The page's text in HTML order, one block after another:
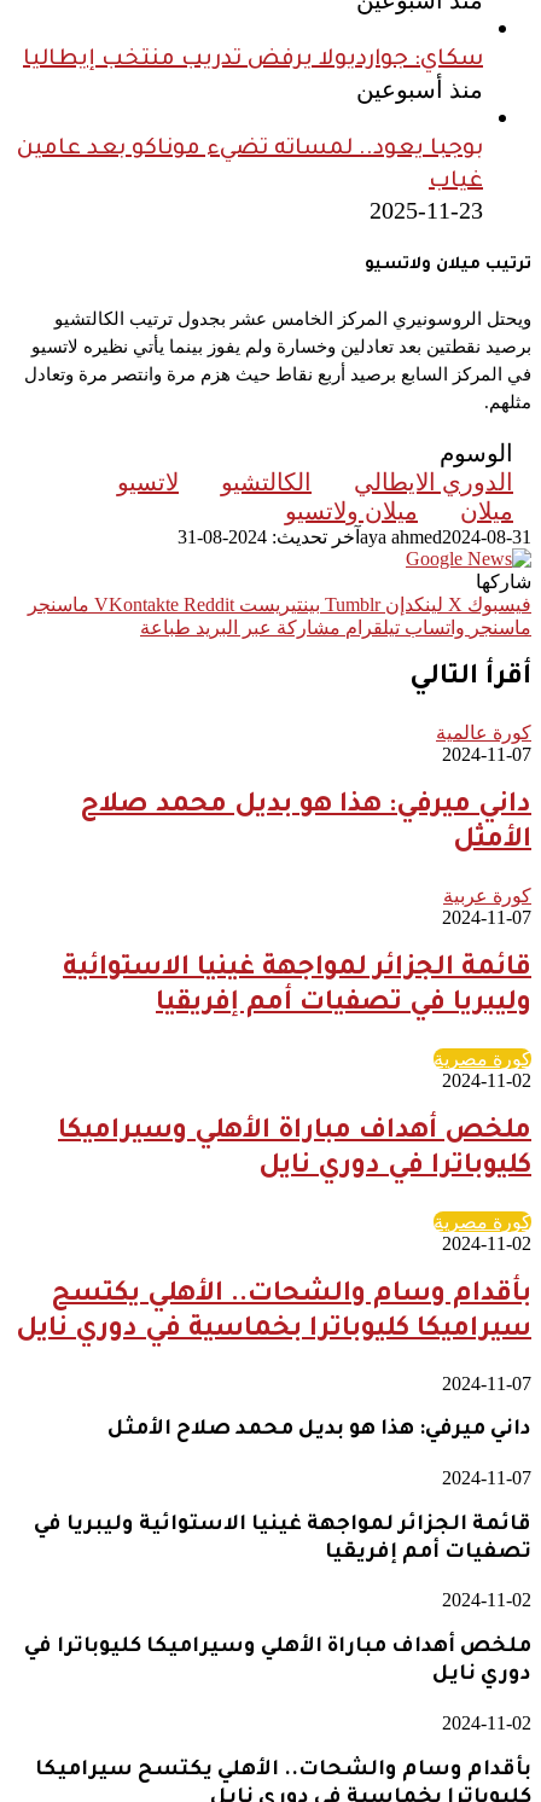
سكاي: جوارديولا يرفض تدريب منتخب إيطاليا
منذ أسبوعين
بوجبا يعود.. لمساته تضيء موناكو بعد عامين
غياب
2025-11-23
ترتيب ميلان ولاتسيو
ويحتل الروسونيري المركز الخامس عشر بجدول ترتيب الكالتشيو
برصيد نقطتين بعد تعادلين وخسارة ولم يفوز بينما يأتي نظيره لاتسيو
في المركز السابع برصيد أربع نقاط حيث هزم مرة وانتصر مرة وتعادل
مثلهم.
الوسوم
الدوري الايطالي
الكالتشيو
لاتسيو
ميلان
ميلان ولاتسيو
aya ahmed2024-08-31 آخر تحديث: 2024-08-31
شاركها
فيسبوك ‫X لينكدإن بينتيريست
ماسنجر
ماسنجر واتساب تيلقرام مشاركة عبر البريد طباعة
أقرأ التالي
كورة عالمية
2024-11-07
داني ميرفي: هذا هو بديل محمد صلاح
الأمثل
كورة عربية
2024-11-07
قائمة الجزائر لمواجهة غينيا الاستوائية
وليبريا في تصفيات أمم إفريقيا
كورة مصرية
2024-11-02
ملخص أهداف مباراة الأهلي وسيراميكا
كليوباترا في دوري نايل
كورة مصرية
2024-11-02
بأقدام وسام والشحات.. الأهلي يكتسح
سيراميكا كليوباترا بخماسية في دوري نايل
2024-11-07
داني ميرفي: هذا هو بديل محمد صلاح الأمثل
2024-11-07
قائمة الجزائر لمواجهة غينيا الاستوائية وليبريا في
تصفيات أمم إفريقيا
2024-11-02
ملخص أهداف مباراة الأهلي وسيراميكا كليوباترا في
دوري نايل
2024-11-02
بأقدام وسام والشحات.. الأهلي يكتسح سيراميكا